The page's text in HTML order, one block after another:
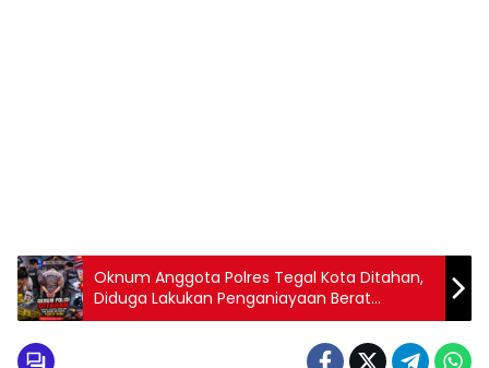
Oknum Anggota Polres Tegal Kota Ditahan,
Diduga Lakukan Penganiayaan Berat
terhadap Istri Siri, Tes Urine Positif Sabu